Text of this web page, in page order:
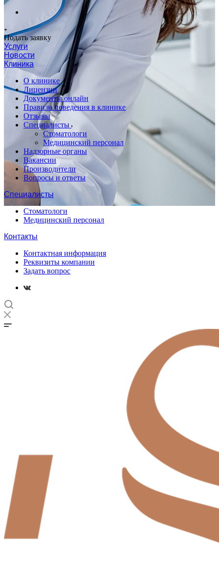
Подать заявку
Услуги
Новости
Клиника
О клинике
Лицензии
Документы онлайн
Правила поведения в клинике
Отзывы
Специалисты
Стоматологи
Медицинский персонал
Надзорные органы
Вакансии
Производители
Вопросы и ответы
Специалисты
Стоматологи
Медицинский персонал
Контакты
Контактная информация
Реквизиты компании
Задать вопрос